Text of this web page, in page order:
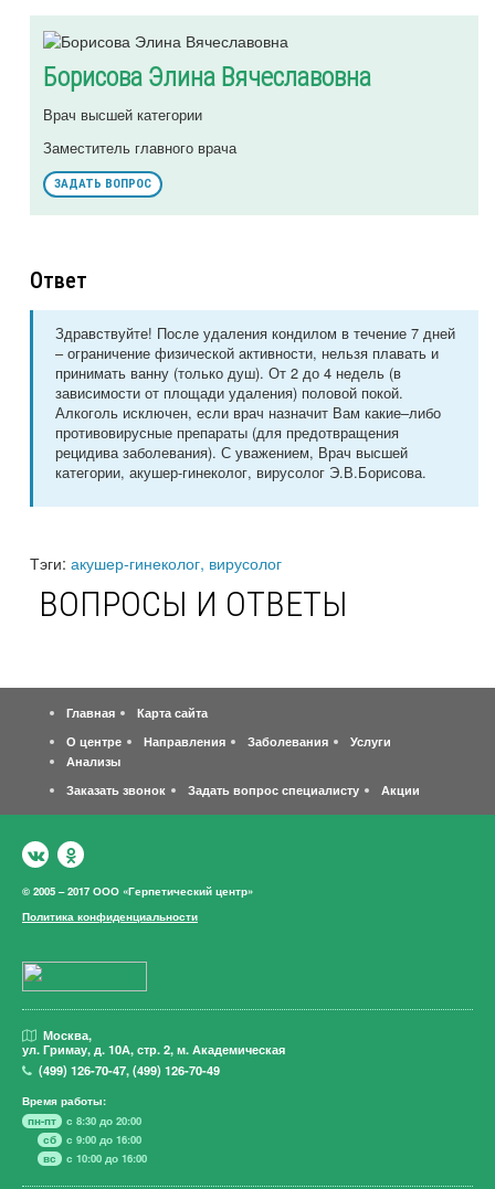
Борисова Элина Вячеславовна
Врач высшей категории
Заместитель главного врача
ЗАДАТЬ ВОПРОС
Ответ
Здравствуйте! После удаления кондилом в течение 7 дней
– ограничение физической активности, нельзя плавать и
принимать ванну (только душ). От 2 до 4 недель (в
зависимости от площади удаления) половой покой.
Алкоголь исключен, если врач назначит Вам какие–либо
противовирусные препараты (для предотвращения
рецидива заболевания). С уважением, Врач высшей
категории, акушер-гинеколог, вирусолог Э.В.Борисова.
Тэги: акушер-гинеколог, вирусолог
ВОПРОСЫ И ОТВЕТЫ
Главная
Карта сайта
О центре
Направления Заболевания
Услуги
Анализы
Заказать звонок
Задать вопрос специалисту Акции
© 2005 – 2017 ООО «Герпетический центр»
Политика конфиденциальности
Москва,
ул. Гримау, д. 10А, стр. 2, м. Академическая
(499)126-70-47,(499)126-70-49
Время работы:
пн-пт
с 8:30 до 20:00
сб
с 9:00 до 16:00
вс
с 10:00 до 16:00